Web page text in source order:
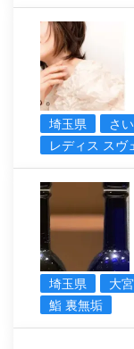
埼玉県
さ
レディス スヴ
埼玉県 大宮
鮨 裏無垢